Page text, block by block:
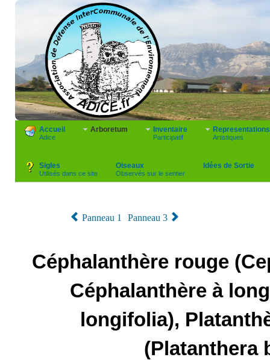
Accueil
Adice
Arboretum Inventaire
Participatif
Representations
Artistiques
Sigles
Utilisés dans ce site
Oiseaux
Observés sur le sentier
Idées de Sortie
Panneau 1 Panneau 3
Céphalanthère rouge
Céphalanthère à
longifolia),
(Platanthera